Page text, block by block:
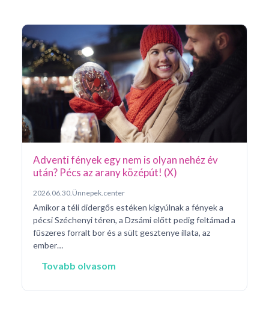
Adventi fények egy nem is olyan nehéz év
után? Pécs az arany középút! (X)
2026.06.30. Ünnepek.center
Amikor a téli didergős estéken kigyúlnak a fények a
pécsi Széchenyi téren, a Dzsámi előtt pedig feltámad a
fűszeres forralt bor és a sült gesztenye illata, az
ember…
Tovabb olvasom